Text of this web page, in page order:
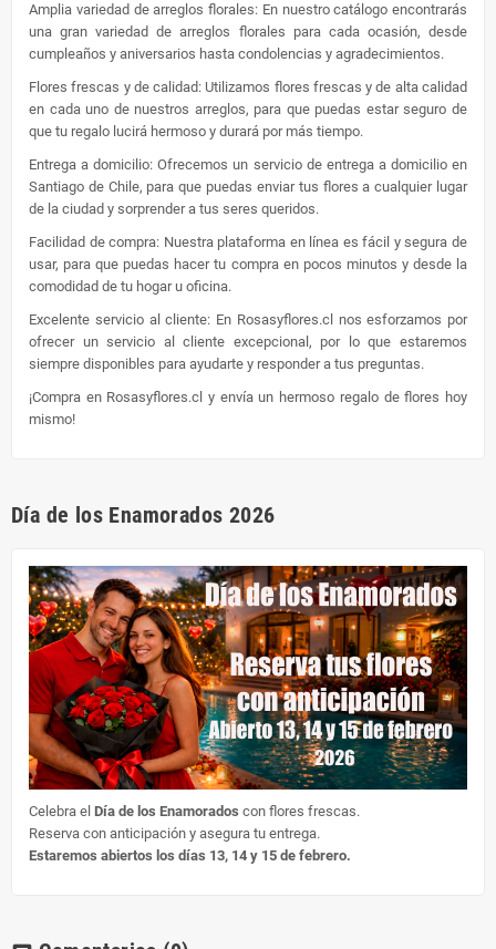
Amplia variedad de arreglos florales: En nuestro catálogo encontrarás
una gran variedad de arreglos florales para cada ocasión, desde
cumpleaños y aniversarios hasta condolencias y agradecimientos.
Flores frescas y de calidad: Utilizamos flores frescas y de alta calidad
en cada uno de nuestros arreglos, para que puedas estar seguro de
que tu regalo lucirá hermoso y durará por más tiempo.
Entrega a domicilio: Ofrecemos un servicio de entrega a domicilio en
Santiago de Chile, para que puedas enviar tus flores a cualquier lugar
de la ciudad y sorprender a tus seres queridos.
Facilidad de compra: Nuestra plataforma en línea es fácil y segura de
usar, para que puedas hacer tu compra en pocos minutos y desde la
comodidad de tu hogar u oficina.
Excelente servicio al cliente: En Rosasyflores.cl nos esforzamos por
ofrecer un servicio al cliente excepcional, por lo que estaremos
siempre disponibles para ayudarte y responder a tus preguntas.
¡Compra en Rosasyflores.cl y envía un hermoso regalo de flores hoy
mismo!
Día de los Enamorados 2026
Celebra el Día de los Enamorados con flores frescas.
Reserva con anticipación y asegura tu entrega.
Estaremos abiertos los días 13, 14 y 15 de febrero.